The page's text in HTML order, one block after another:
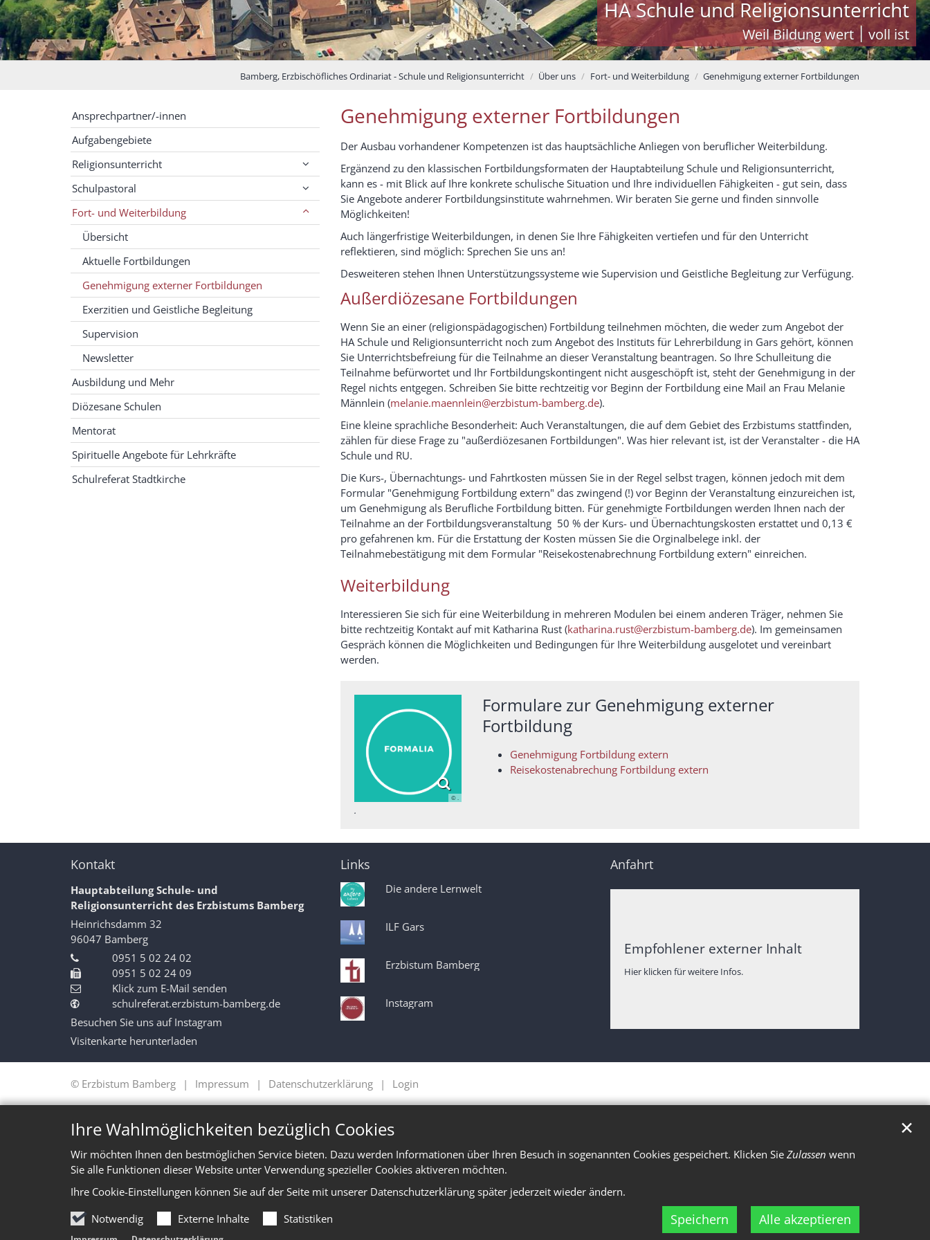
Ihre Wahlmöglichkeiten bezüglich Cookies
Wir möchten Ihnen den bestmöglichen Service bieten. Dazu werden Informationen über Ihren Besuch in sogenannten Cookies gespeichert. Klicken Sie Zulassen wenn
Sie alle Funktionen dieser Website unter Verwendung spezieller Cookies aktiveren möchten.
Ihre Cookie-Einstellungen können Sie auf der Seite mit unserer Datenschutzerklärung später jederzeit wieder ändern.
Notwendig
Externe Inhalte Statistiken Speichern Alle akzeptieren
✕
HA Schule und Religionsunterricht
Weil Bildung wert ׀ voll ist
Bamberg, Erzbischöfliches Ordinariat - Schule und Religionsunterricht Über uns Fort- und Weiterbildung Genehmigung externer Fortbildungen
Genehmigung externer Fortbildungen
Der Ausbau vorhandener Kompetenzen ist das hauptsächliche Anliegen von beruflicher Weiterbildung.
Ergänzend zu den klassischen Fortbildungsformaten der Hauptabteilung Schule und Religionsunterricht,
kann es - mit Blick auf Ihre konkrete schulische Situation und Ihre individuellen Fähigkeiten - gut sein, dass
Sie Angebote anderer Fortbildungsinstitute wahrnehmen. Wir beraten Sie gerne und finden sinnvolle
Möglichkeiten!
Auch längerfristige Weiterbildungen, in denen Sie Ihre Fähigkeiten vertiefen und für den Unterricht
reflektieren, sind möglich: Sprechen Sie uns an!
Desweiteren stehen Ihnen Unterstützungssysteme wie Supervision und Geistliche Begleitung zur Verfügung.
Außerdiözesane Fortbildungen
Wenn Sie an einer (religionspädagogischen) Fortbildung teilnehmen möchten, die weder zum Angebot der
HA Schule und Religionsunterricht noch zum Angebot des Instituts für Lehrerbildung in Gars gehört, können
Sie Unterrichtsbefreiung für die Teilnahme an dieser Veranstaltung beantragen. So Ihre Schulleitung die
Teilnahme befürwortet und Ihr Fortbildungskontingent nicht ausgeschöpft ist, steht der Genehmigung in der
Regel nichts entgegen. Schreiben Sie bitte rechtzeitig vor Beginn der Fortbildung eine Mail an Frau Melanie
Männlein (melanie.maennlein@erzbistum-bamberg.de).
Eine kleine sprachliche Besonderheit: Auch Veranstaltungen, die auf dem Gebiet des Erzbistums stattfinden,
zählen für diese Frage zu "außerdiözesanen Fortbildungen". Was hier relevant ist, ist der Veranstalter - die HA
Schule und RU.
Die Kurs-, Übernachtungs- und Fahrtkosten müssen Sie in der Regel selbst tragen, können jedoch mit dem
Formular "Genehmigung Fortbildung extern" das zwingend (!) vor Beginn der Veranstaltung einzureichen ist,
um Genehmigung als Berufliche Fortbildung bitten. Für genehmigte Fortbildungen werden Ihnen nach der
Teilnahme an der Fortbildungsveranstaltung 50 % der Kurs- und Übernachtungskosten erstattet und 0,13 €
pro gefahrenen km. Für die Erstattung der Kosten müssen Sie die Orginalbelege inkl. der
Teilnahmebestätigung mit dem Formular "Reisekostenabrechnung Fortbildung extern" einreichen.
Weiterbildung
Interessieren Sie sich für eine Weiterbildung in mehreren Modulen bei einem anderen Träger, nehmen Sie
bitte rechtzeitig Kontakt auf mit Katharina Rust (katharina.rust@erzbistum-bamberg.de). Im gemeinsamen
Gespräch können die Möglichkeiten und Bedingungen für Ihre Weiterbildung ausgelotet und vereinbart
werden.
© .
.
Formulare zur Genehmigung externer
Fortbildung
Genehmigung Fortbildung extern
Reisekostenabrechung Fortbildung extern
Ansprechpartner/-innen
Aufgabengebiete
Religionsunterricht
Schulpastoral
Fort- und Weiterbildung
Übersicht
Aktuelle Fortbildungen
Genehmigung externer Fortbildungen
Exerzitien und Geistliche Begleitung
Supervision
Newsletter
Ausbildung und Mehr
Diözesane Schulen
Mentorat
Spirituelle Angebote für Lehrkräfte
Schulreferat Stadtkirche
Kontakt
Hauptabteilung Schule- und
Religionsunterricht des Erzbistums Bamberg
Heinrichsdamm 32
96047 Bamberg
0951 5 02 24 02
0951 5 02 24 09
Klick zum E-Mail senden
schulreferat.erzbistum-bamberg.de
Besuchen Sie uns auf Instagram
Visitenkarte herunterladen
Links
Die andere Lernwelt
ILF Gars
Erzbistum Bamberg
Instagram
Anfahrt
Empfohlener externer Inhalt
Hier klicken für weitere Infos.
© Erzbistum Bamberg Impressum Datenschutzerklärung Login